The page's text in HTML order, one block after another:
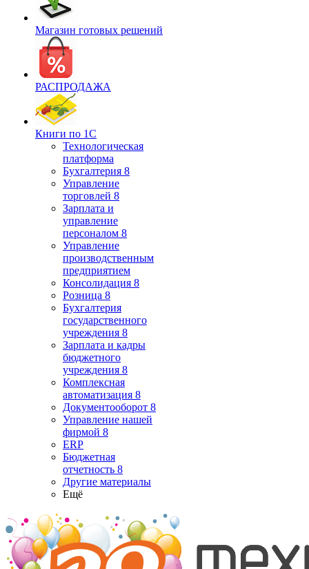
Магазин готовых решений
РАСПРОДАЖА
Книги по 1С
Технологическая
платформа
Бухгалтерия 8
Управление
торговлей 8
Зарплата и
управление
персоналом 8
Управление
производственным
предприятием
Консолидация 8
Розница 8
Бухгалтерия
государственного
учреждения 8
Зарплата и кадры
бюджетного
учреждения 8
Комплексная
автоматизация 8
Документооборот 8
Управление нашей
фирмой 8
ERP
Бюджетная
отчетность 8
Другие материалы
Ещё